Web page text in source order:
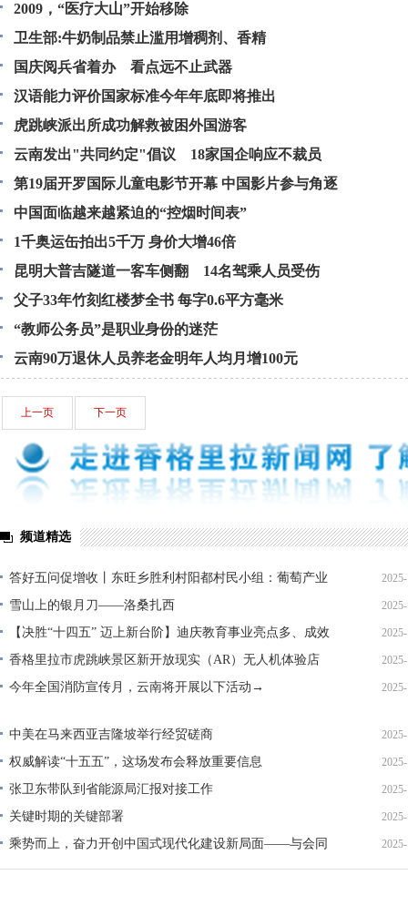
2009，“医疗大山”开始移除
卫生部:牛奶制品禁止滥用增稠剂、香精
国庆阅兵省着办 看点远不止武器
汉语能力评价国家标准今年年底即将推出
虎跳峡派出所成功解救被困外国游客
云南发出"共同约定"倡议 18家国企响应不裁员
第19届开罗国际儿童电影节开幕 中国影片参与角逐
中国面临越来越紧迫的“控烟时间表”
1千奥运缶拍出5千万 身价大增46倍
昆明大普吉隧道一客车侧翻 14名驾乘人员受伤
父子33年竹刻红楼梦全书 每字0.6平方毫米
“教师公务员”是职业身份的迷茫
云南90万退休人员养老金明年人均月增100元
上一页 下一页
频道精选
答好五问促增收丨东旺乡胜利村阳都村民小组：葡萄产业
铺就“甜蜜”增收路
雪山上的银月刀——洛桑扎西
【决胜“十四五” 迈上新台阶】迪庆教育事业亮点多、成效
显——培根铸魂育桃李
香格里拉市虎跳峡景区新开放现实（AR）无人机体验店
今年全国消防宣传月，云南将开展以下活动→
中美在马来西亚吉隆坡举行经贸磋商
权威解读“十五五”，这场发布会释放重要信息
张卫东带队到省能源局汇报对接工作
关键时期的关键部署
乘势而上，奋力开创中国式现代化建设新局面——与会同
志谈贯彻落实党的二十届四中全会精神